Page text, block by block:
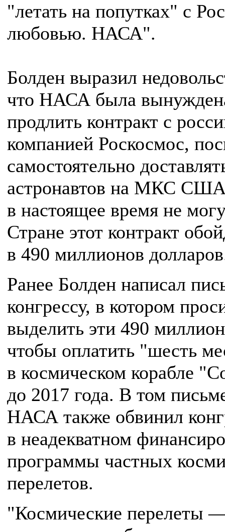
"летать на попутках" с
любовью. НАСА".
Болден выразил
что НАСА была
продлить контракт с
компанией Роскосмос,
самостоятельно
астронавтов на МКС
в настоящее время не
Стране этот контракт
в 490 миллионов
Ранее Болден написал
конгрессу, в котором
выделить эти 490
чтобы оплатить "шесть
в космическом корабле
до 2017 года. В том
НАСА также обвинил
в неадекватном
программы частных
перелетов.
"Космические перелеты